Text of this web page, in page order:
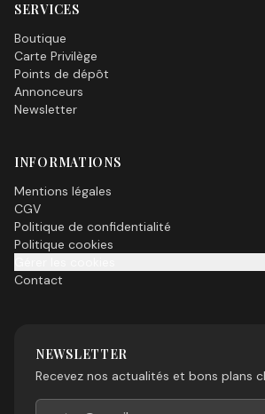
SERVICES
Boutique
Carte Privilège
Points de dépôt
Annonceurs
Newsletter
INFORMATIONS
Mentions légales
CGV
Politique de confidentialité
Politique cookies
Contact
NEWSLETTER
Recevez nos actualités et bons plans